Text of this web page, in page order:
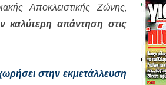
Αποκλειστικής Ζώνης,
καλύτερη απάντηση στις
στην εκμετάλλευση